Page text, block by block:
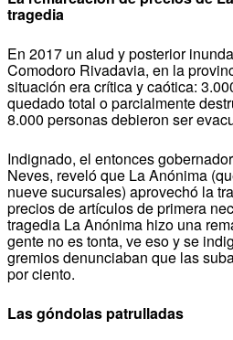
tragedia
En 2017 un alud y posterior
Comodoro Rivadavia, en la
situación era crítica y caótica:
quedado total o parcialmente
8.000 personas debieron ser
Indignado, el entonces
Neves, reveló que La Anónima
nueve sucursales) aprovechó la
precios de artículos de primera
tragedia La Anónima hizo una
gente no es tonta, ve eso y se
gremios denunciaban que las
por ciento.
Las góndolas patrulladas